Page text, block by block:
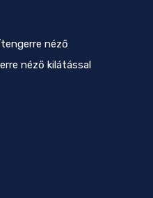
néző
néző kilátással